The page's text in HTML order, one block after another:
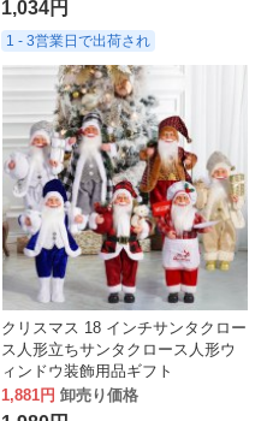
1,034円
1 - 3営業日で出荷され
クリスマス 18 インチサンタクロー
ス人形立ちサンタクロース人形ウ
ィンドウ装飾用品ギフト
1,881円 卸売り価格